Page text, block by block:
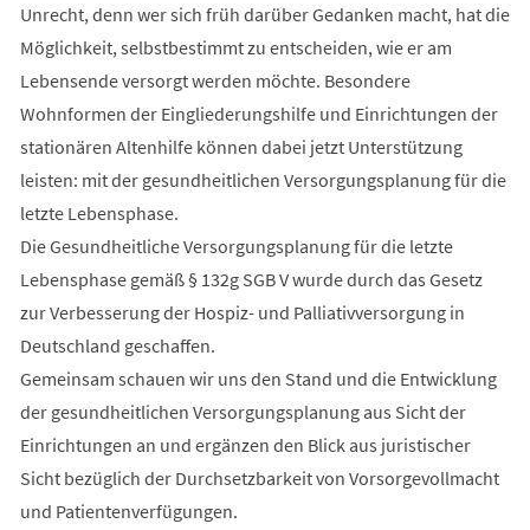
Unrecht, denn wer sich früh darüber Gedanken macht, hat die
Möglichkeit, selbstbestimmt zu entscheiden, wie er am
Lebensende versorgt werden möchte. Besondere
Wohnformen der Eingliederungshilfe und Einrichtungen der
stationären Altenhilfe können dabei jetzt Unterstützung
leisten: mit der gesundheitlichen Versorgungsplanung für die
letzte Lebensphase.
Die Gesundheitliche Versorgungsplanung für die letzte
Lebensphase gemäß § 132g SGB V wurde durch das Gesetz
zur Verbesserung der Hospiz- und Palliativversorgung in
Deutschland geschaffen.
Gemeinsam schauen wir uns den Stand und die Entwicklung
der gesundheitlichen Versorgungsplanung aus Sicht der
Einrichtungen an und ergänzen den Blick aus juristischer
Sicht bezüglich der Durchsetzbarkeit von Vorsorgevollmacht
und Patientenverfügungen.